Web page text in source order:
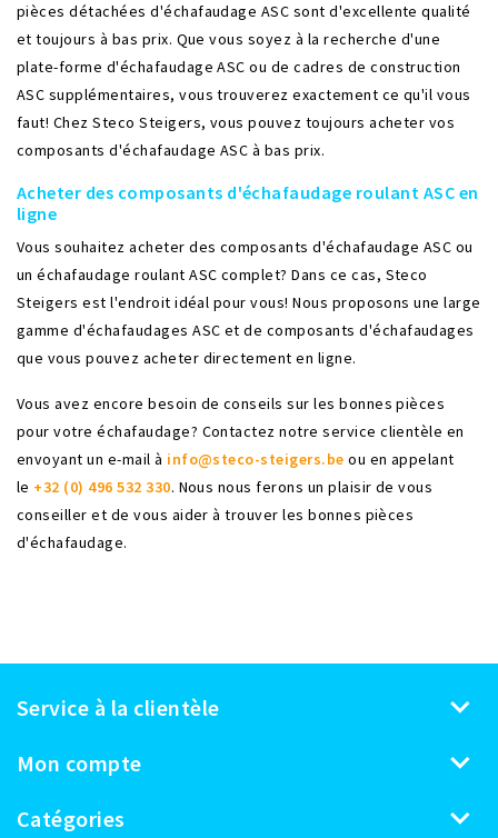
pièces détachées d'échafaudage ASC sont d'excellente qualité
et toujours à bas prix. Que vous soyez à la recherche d'une
plate-forme d'échafaudage ASC ou de cadres de construction
ASC supplémentaires, vous trouverez exactement ce qu'il vous
faut! Chez Steco Steigers, vous pouvez toujours acheter vos
composants d'échafaudage ASC à bas prix.
Acheter des composants d'échafaudage roulant ASC en
ligne
Vous souhaitez acheter des composants d'échafaudage ASC ou
un échafaudage roulant ASC complet? Dans ce cas, Steco
Steigers est l'endroit idéal pour vous! Nous proposons une large
gamme d'échafaudages ASC et de composants d'échafaudages
que vous pouvez acheter directement en ligne.
Vous avez encore besoin de conseils sur les bonnes pièces
pour votre échafaudage? Contactez notre service clientèle en
envoyant un e-mail à info@steco-steigers.be ou en appelant
le +32 (0) 496 532 330. Nous nous ferons un plaisir de vous
conseiller et de vous aider à trouver les bonnes pièces
d'échafaudage.
Service à la clientèle
Mon compte
Catégories